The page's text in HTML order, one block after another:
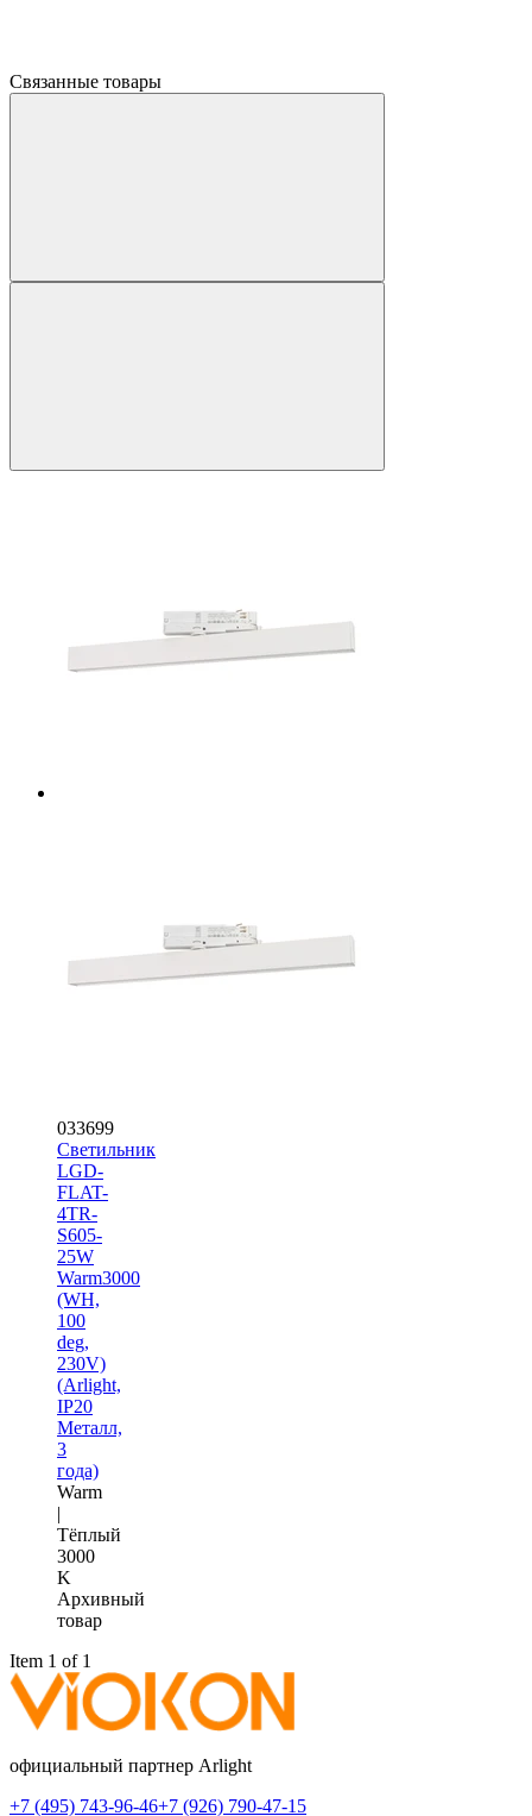
Связанные товары
033699
Светильник
LGD-
FLAT-
4TR-
S605-
25W
Warm3000
(WH,
100
deg,
230V)
(Arlight,
IP20
Металл,
3
года)
Warm
|
Тёплый
3000
K
Архивный
товар
Item 1 of 1
официальный партнер Arlight
+7 (495) 743-96-46+7 (926) 790-47-15